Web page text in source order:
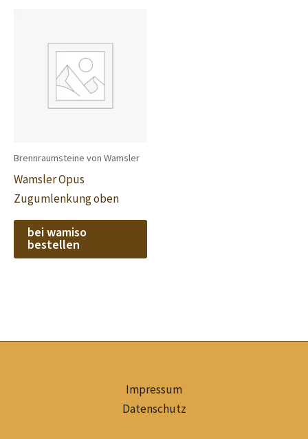
Brennraumsteine von Wamsler
Wamsler Opus
Zugumlenkung oben
bei wamiso
bestellen
Impressum
Datenschutz